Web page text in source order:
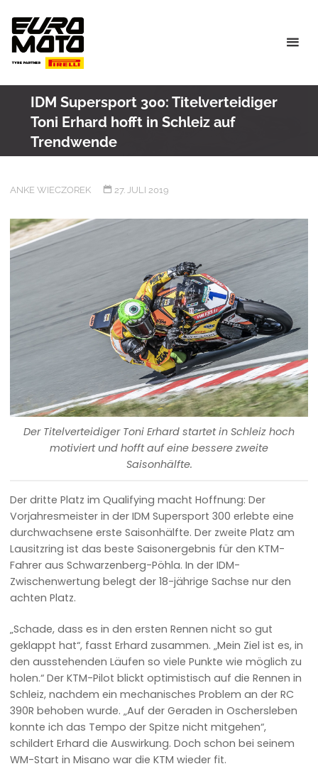
content
IDM Supersport 300: Titelverteidiger
Toni Erhard hofft in Schleiz auf
Trendwende
ANKE WIECZOREK 27. JULI 2019
Der Titelverteidiger Toni Erhard startet in Schleiz hoch
motiviert und hofft auf eine bessere zweite
Saisonhälfte.
Der dritte Platz im Qualifying macht Hoffnung: Der
Vorjahresmeister in der IDM Supersport 300 erlebte eine
durchwachsene erste Saisonhälfte. Der zweite Platz am
Lausitzring ist das beste Saisonergebnis für den KTM-
Fahrer aus Schwarzenberg-Pöhla. In der IDM-
Zwischenwertung belegt der 18-jährige Sachse nur den
achten Platz.
„Schade, dass es in den ersten Rennen nicht so gut
geklappt hat“, fasst Erhard zusammen. „Mein Ziel ist es, in
den ausstehenden Läufen so viele Punkte wie möglich zu
holen.“ Der KTM-Pilot blickt optimistisch auf die Rennen in
Schleiz, nachdem ein mechanisches Problem an der RC
390R behoben wurde. „Auf der Geraden in Oschersleben
konnte ich das Tempo der Spitze nicht mitgehen“,
schildert Erhard die Auswirkung. Doch schon bei seinem
WM-Start in Misano war die KTM wieder fit.